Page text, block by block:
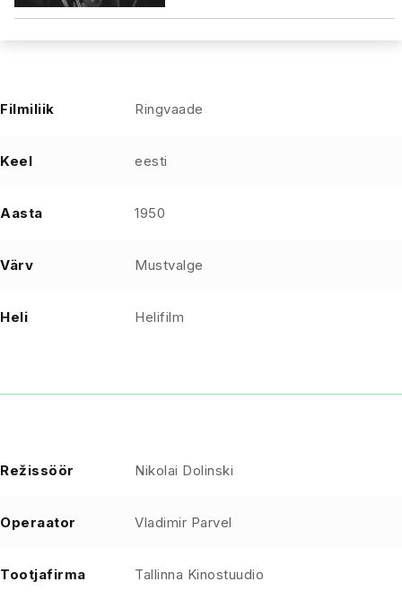
Filmiliik Ringvaade
Keel eesti
Aasta 1950
Värv Mustvalge
Heli Helifilm
Režissöör Nikolai Dolinski
Operaator Vladimir Parvel
Tootjafirma Tallinna Kinostuudio